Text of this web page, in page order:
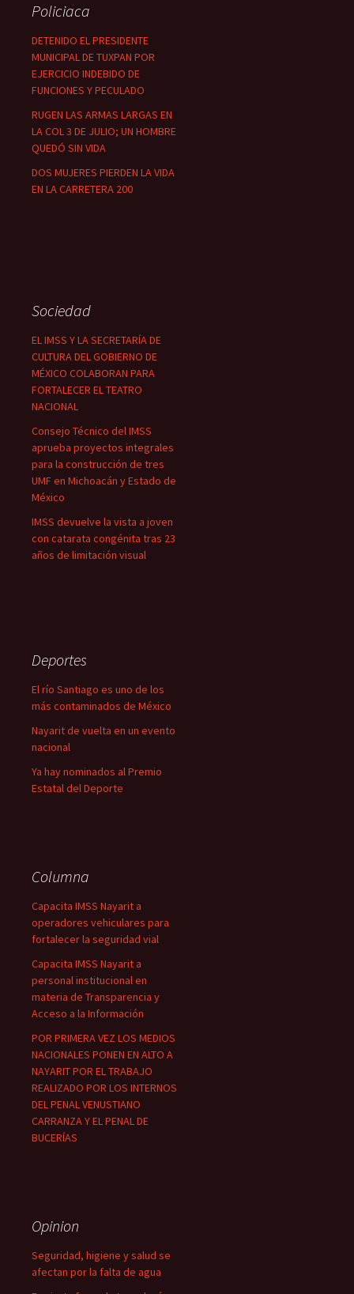
Policiaca
DETENIDO EL PRESIDENTE
MUNICIPAL DE TUXPAN POR
EJERCICIO INDEBIDO DE
FUNCIONES Y PECULADO
RUGEN LAS ARMAS LARGAS EN
LA COL 3 DE JULIO; UN HOMBRE
QUEDÓ SIN VIDA
DOS MUJERES PIERDEN LA VIDA
EN LA CARRETERA 200
Sociedad
EL IMSS Y LA SECRETARÍA DE
CULTURA DEL GOBIERNO DE
MÉXICO COLABORAN PARA
FORTALECER EL TEATRO
NACIONAL
Consejo Técnico del IMSS
aprueba proyectos integrales
para la construcción de tres
UMF en Michoacán y Estado de
México
IMSS devuelve la vista a joven
con catarata congénita tras 23
años de limitación visual
Deportes
El río Santiago es uno de los
más contaminados de México
Nayarit de vuelta en un evento
nacional
Ya hay nominados al Premio
Estatal del Deporte
Columna
Capacita IMSS Nayarit a
operadores vehiculares para
fortalecer la seguridad vial
Capacita IMSS Nayarit a
personal institucional en
materia de Transparencia y
Acceso a la Información
POR PRIMERA VEZ LOS MEDIOS
NACIONALES PONEN EN ALTO A
NAYARIT POR EL TRABAJO
REALIZADO POR LOS INTERNOS
DEL PENAL VENUSTIANO
CARRANZA Y EL PENAL DE
BUCERÍAS
Opinion
Seguridad, higiene y salud se
afectan por la falta de agua